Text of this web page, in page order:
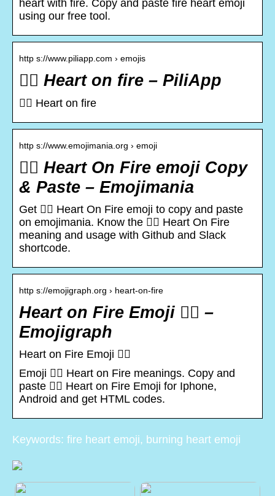
heart with fire. Copy and paste fire heart emoji
using our free tool.
http s://www.piliapp.com › emojis
❤️‍🔥 Heart on fire – PiliApp
❤️‍🔥 Heart on fire
http s://www.emojimania.org › emoji
❤️‍🔥 Heart On Fire emoji Copy
& Paste – Emojimania
Get ❤️‍🔥 Heart On Fire emoji to copy and paste
on emojimania. Know the ❤️‍🔥 Heart On Fire
meaning and usage with Github and Slack
shortcode.
http s://emojigraph.org › heart-on-fire
Heart on Fire Emoji ❤️‍🔥 –
Emojigraph
Heart on Fire Emoji ❤️‍🔥
Emoji ❤️‍🔥 Heart on Fire meanings. Copy and
paste ❤️‍🔥 Heart on Fire Emoji for Iphone,
Android and get HTML codes.
Keywords: fire heart emoji, burning heart emoji